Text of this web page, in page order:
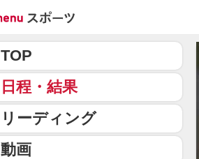
TOP
日程・結果
リーディング
動画